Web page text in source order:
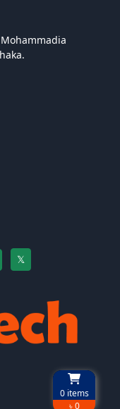
0items
৳ 0
𝕏